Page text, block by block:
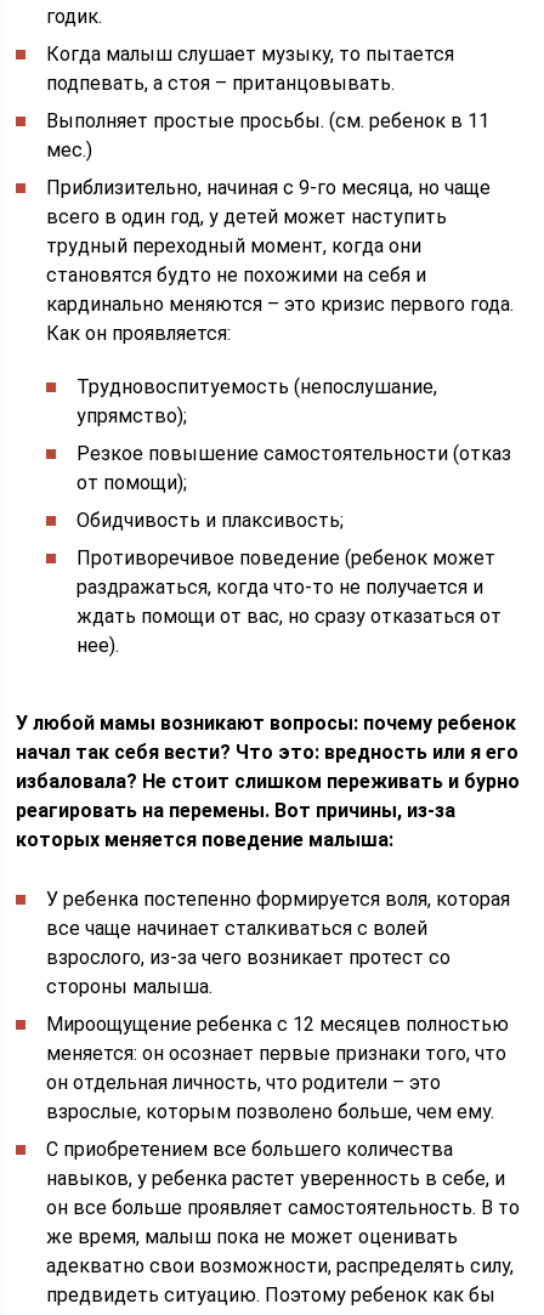
годик.
Когда малыш слушает музыку, то пытается
подпевать, а стоя – пританцовывать.
Выполняет простые просьбы. (см. ребенок в 11
мес.)
Приблизительно, начиная с 9-го месяца, но чаще
всего в один год, у детей может наступить
трудный переходный момент, когда они
становятся будто не похожими на себя и
кардинально меняются – это кризис первого года.
Как он проявляется:
Трудновоспитуемость (непослушание,
упрямство);
Резкое повышение самостоятельности (отказ
от помощи);
Обидчивость и плаксивость;
Противоречивое поведение (ребенок может
раздражаться, когда что-то не получается и
ждать помощи от вас, но сразу отказаться от
нее).
У любой мамы возникают вопросы: почему ребенок
начал так себя вести? Что это: вредность или я его
избаловала? Не стоит слишком переживать и бурно
реагировать на перемены. Вот причины, из-за
которых меняется поведение малыша:
У ребенка постепенно формируется воля, которая
все чаще начинает сталкиваться с волей
взрослого, из-за чего возникает протест со
стороны малыша.
Мироощущение ребенка с 12 месяцев полностью
меняется: он осознает первые признаки того, что
он отдельная личность, что родители – это
взрослые, которым позволено больше, чем ему.
С приобретением все большего количества
навыков, у ребенка растет уверенность в себе, и
он все больше проявляет самостоятельность. В то
же время, малыш пока не может оценивать
адекватно свои возможности, распределять силу,
предвидеть ситуацию. Поэтому ребенок как бы